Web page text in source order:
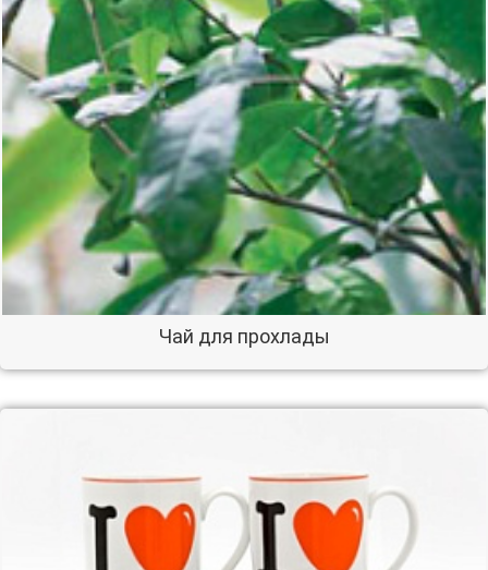
Чай для прохлады